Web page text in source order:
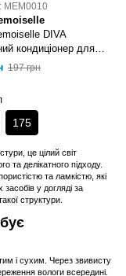
MEM0010
DIVA
кондиціонер для
волосся 175 мл
197 грн
175
це цілий світ
та делікатного підходу.
та ламкістю, які
у догляді за
структури.
і сухим. Через звивисту
вологи всередині.